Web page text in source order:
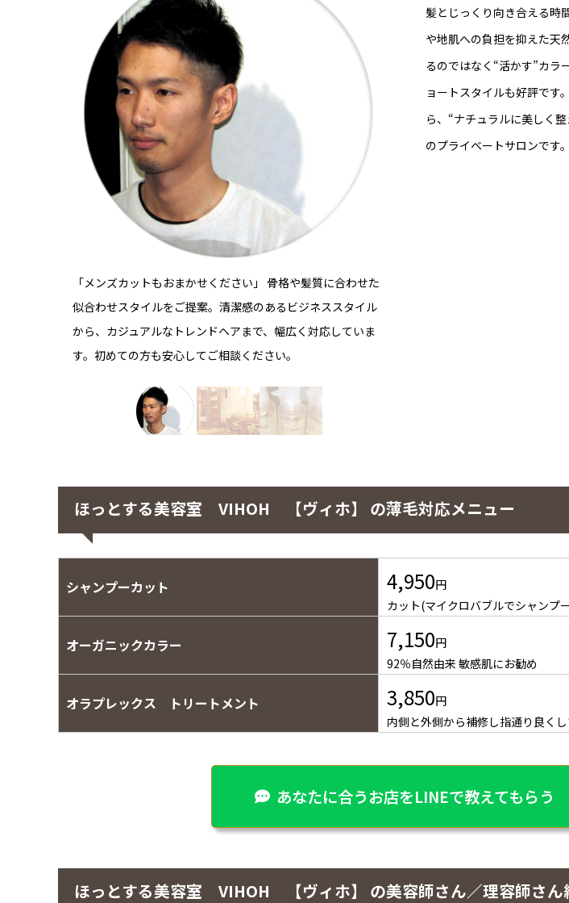
「メンズカットもおまかせください」 骨格や髪質に合わせた
似合わせスタイルをご提案。清潔感のあるビジネススタイル
から、カジュアルなトレンドヘアまで、幅広く対応していま
す。初めての方も安心してご相談ください。
髪とじっくり向き合える時
や地肌への負担を抑えた天
るのではなく“活かす”カラ
ョートスタイルも好評です
ら、“ナチュラルに美しく
のプライベートサロンです。
ほっとする美容室 VIHOH 【ヴィホ】 の薄毛対応メニュー
シャンプーカット 4,950円
カット(マイクロバブルでシャンプ
オーガニックカラー 7,150円
92％自然由来 敏感肌にお勧め
オラプレックス トリートメント 3,850円
内側と外側から補修し指通り良く
あなたに合うお店をLINEで教えてもらう
ほっとする美容室 VIHOH 【ヴィホ】 の美容師さん／理容師さん